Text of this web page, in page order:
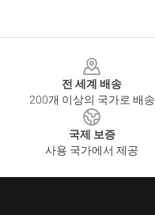
전 세계 배송
200개 이상의 국가로 배송
국제 보증
사용 국가에서 제공